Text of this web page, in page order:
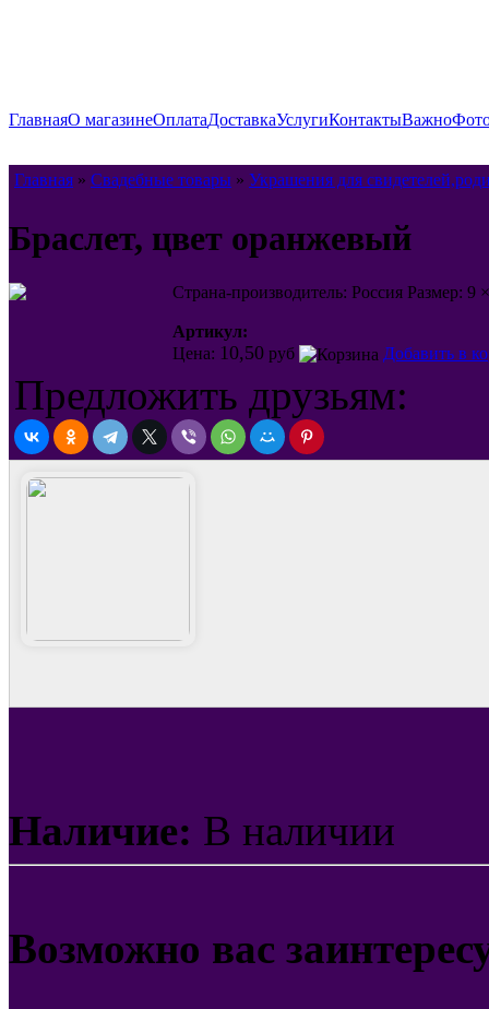
ГлавнаяО магазинеОплатаДоставкаУслугиКонтактыВажно
Главная » Свадебные товары » Украшения для
Браслет, цвет оранжевый
Страна-производитель: Россия Размер:
Артикул:
Цена: 10,50 руб Добавить в
Предложить друзьям:
Наличие: В наличии
Возможно вас